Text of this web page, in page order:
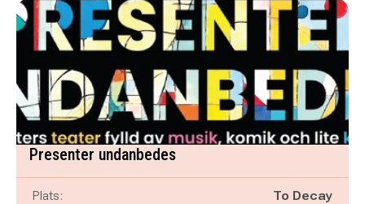
Presenter undanbedes
Plats:
To Decay